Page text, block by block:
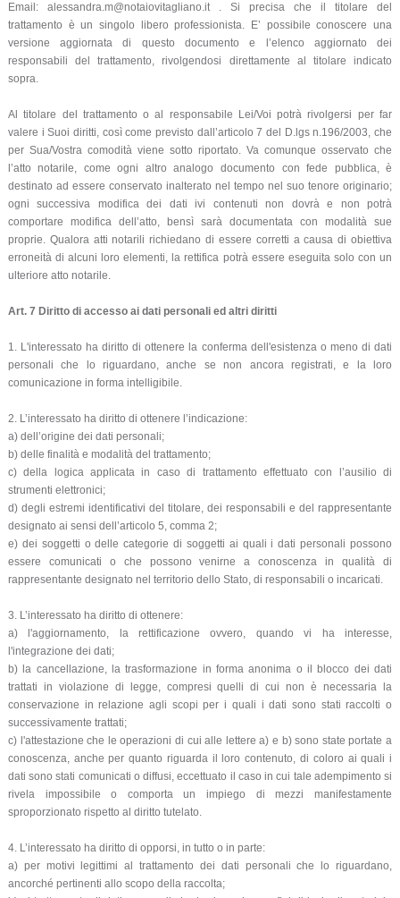
Email: alessandra.m@notaiovitagliano.it . Si precisa che il titolare del
trattamento è un singolo libero professionista. E’ possibile conoscere una
versione aggiornata di questo documento e l’elenco aggiornato dei
responsabili del trattamento, rivolgendosi direttamente al titolare indicato
sopra.
Al titolare del trattamento o al responsabile Lei/Voi potrà rivolgersi per far
valere i Suoi diritti, così come previsto dall’articolo 7 del D.lgs n.196/2003, che
per Sua/Vostra comodità viene sotto riportato. Va comunque osservato che
l’atto notarile, come ogni altro analogo documento con fede pubblica, è
destinato ad essere conservato inalterato nel tempo nel suo tenore originario;
ogni successiva modifica dei dati ivi contenuti non dovrà e non potrà
comportare modifica dell’atto, bensì sarà documentata con modalità sue
proprie. Qualora atti notarili richiedano di essere corretti a causa di obiettiva
erroneità di alcuni loro elementi, la rettifica potrà essere eseguita solo con un
ulteriore atto notarile.
Art. 7 Diritto di accesso ai dati personali ed altri diritti
1. L'interessato ha diritto di ottenere la conferma dell'esistenza o meno di dati
personali che lo riguardano, anche se non ancora registrati, e la loro
comunicazione in forma intelligibile.
2. L’interessato ha diritto di ottenere l’indicazione:
a) dell’origine dei dati personali;
b) delle finalità e modalità del trattamento;
c) della logica applicata in caso di trattamento effettuato con l’ausilio di
strumenti elettronici;
d) degli estremi identificativi del titolare, dei responsabili e del rappresentante
designato ai sensi dell’articolo 5, comma 2;
e) dei soggetti o delle categorie di soggetti ai quali i dati personali possono
essere comunicati o che possono venirne a conoscenza in qualità di
rappresentante designato nel territorio dello Stato, di responsabili o incaricati.
3. L’interessato ha diritto di ottenere:
a) l'aggiornamento, la rettificazione ovvero, quando vi ha interesse,
l'integrazione dei dati;
b) la cancellazione, la trasformazione in forma anonima o il blocco dei dati
trattati in violazione di legge, compresi quelli di cui non è necessaria la
conservazione in relazione agli scopi per i quali i dati sono stati raccolti o
successivamente trattati;
c) l'attestazione che le operazioni di cui alle lettere a) e b) sono state portate a
conoscenza, anche per quanto riguarda il loro contenuto, di coloro ai quali i
dati sono stati comunicati o diffusi, eccettuato il caso in cui tale adempimento si
rivela impossibile o comporta un impiego di mezzi manifestamente
sproporzionato rispetto al diritto tutelato.
4. L’interessato ha diritto di opporsi, in tutto o in parte:
a) per motivi legittimi al trattamento dei dati personali che lo riguardano,
ancorché pertinenti allo scopo della raccolta;